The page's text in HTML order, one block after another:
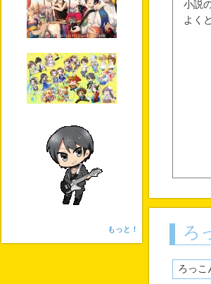
小説
よく
ろ
ろっこ
もっと！